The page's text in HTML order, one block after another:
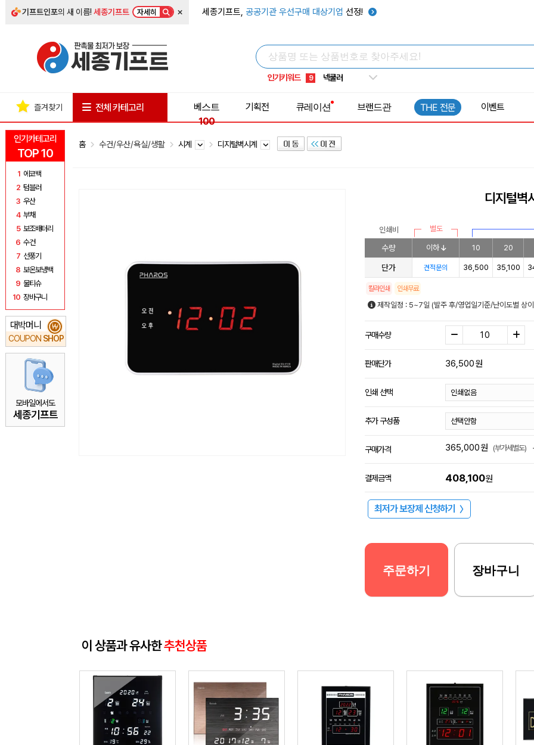
기프트인포의 새 이름!세종기프트 자세히 × 세종기프트, 공공기관 우선구매 대상기업 선정!
인기키워드
5 키캡
8 쿨토시
9 넥쿨러
1 선풍기
인기카테고리
TOP 10
1 에코백
2 텀블러
3 우산
4 부채
5 보조배터리
6 수건
7 선풍기
8 보온보냉백
9 물티슈
10 장바구니
대박머니
COUPON SHOP
₩
모바일에서도
세종기프트
즐겨찾기 전체 카테고리
베스트
100
기획전 큐레이션 브랜드관 THE 전문 이벤트
홈 수건/우산/욕실/생활 시계 디지털벽시계
디지털벽
인쇄비 별도
수량 이하 10 20
단가 견적문의 36,500 35,100
칼라인쇄 인쇄무료
제작일정 : 5~7일 (발주 후/영업일기준/난이도별 상
구매수량
판매단가 36,500원
인쇄 선택
추가 구성품
구매가격 365,000원 (부가세별도)
결제금액 408,100원
최저가 보장제 신청하기 〉
주문하기 장바구니
이 상품과 유사한추천상품